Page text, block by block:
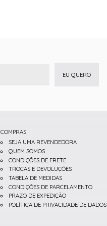
EU QUERO
COMPRAS
SEJA UMA REVENDEDORA
QUEM SOMOS
CONDIÇÕES DE FRETE
TROCAS E DEVOLUÇÕES
TABELA DE MEDIDAS
CONDIÇÕES DE PARCELAMENTO
PRAZO DE EXPEDIÇÃO
POLÍTICA DE PRIVACIDADE DE DADOS